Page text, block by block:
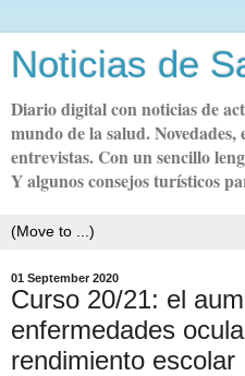
Noticias de
Diario digital con noticias de
mundo de la salud. Novedades,
entrevistas. Con un sencillo
Y algunos consejos turísticos
01 September 2020
Curso 20/21: el
enfermedades
rendimiento escolar